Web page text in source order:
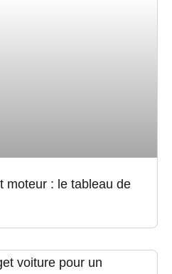
moteur : le tableau de
voiture pour un